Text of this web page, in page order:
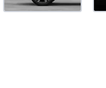
EC40
Voitures d'occasion